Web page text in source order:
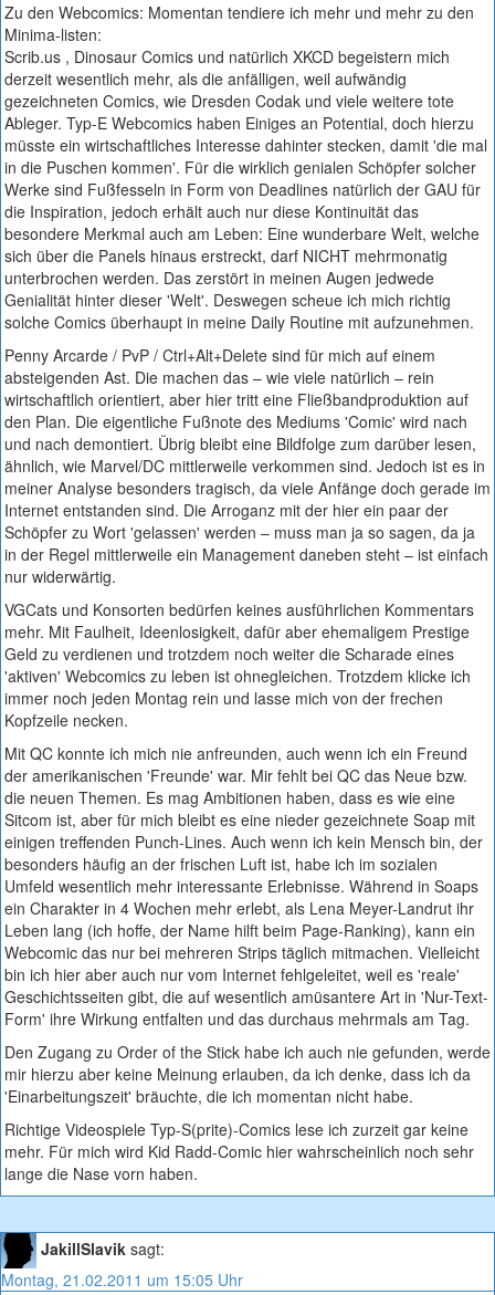
Zu den Webcomics: Momentan tendiere ich mehr und mehr zu den
Minima-listen:
Scrib.us , Dinosaur Comics und natürlich XKCD begeistern mich
derzeit wesentlich mehr, als die anfälligen, weil aufwändig
gezeichneten Comics, wie Dresden Codak und viele weitere tote
Ableger. Typ-E Webcomics haben Einiges an Potential, doch hierzu
müsste ein wirtschaftliches Interesse dahinter stecken, damit 'die mal
in die Puschen kommen'. Für die wirklich genialen Schöpfer solcher
Werke sind Fußfesseln in Form von Deadlines natürlich der GAU für
die Inspiration, jedoch erhält auch nur diese Kontinuität das
besondere Merkmal auch am Leben: Eine wunderbare Welt, welche
sich über die Panels hinaus erstreckt, darf NICHT mehrmonatig
unterbrochen werden. Das zerstört in meinen Augen jedwede
Genialität hinter dieser 'Welt'. Deswegen scheue ich mich richtig
solche Comics überhaupt in meine Daily Routine mit aufzunehmen.
Penny Arcarde / PvP / Ctrl+Alt+Delete sind für mich auf einem
absteigenden Ast. Die machen das – wie viele natürlich – rein
wirtschaftlich orientiert, aber hier tritt eine Fließbandproduktion auf
den Plan. Die eigentliche Fußnote des Mediums 'Comic' wird nach
und nach demontiert. Übrig bleibt eine Bildfolge zum darüber lesen,
ähnlich, wie Marvel/DC mittlerweile verkommen sind. Jedoch ist es in
meiner Analyse besonders tragisch, da viele Anfänge doch gerade im
Internet entstanden sind. Die Arroganz mit der hier ein paar der
Schöpfer zu Wort 'gelassen' werden – muss man ja so sagen, da ja
in der Regel mittlerweile ein Management daneben steht – ist einfach
nur widerwärtig.
VGCats und Konsorten bedürfen keines ausführlichen Kommentars
mehr. Mit Faulheit, Ideenlosigkeit, dafür aber ehemaligem Prestige
Geld zu verdienen und trotzdem noch weiter die Scharade eines
'aktiven' Webcomics zu leben ist ohnegleichen. Trotzdem klicke ich
immer noch jeden Montag rein und lasse mich von der frechen
Kopfzeile necken.
Mit QC konnte ich mich nie anfreunden, auch wenn ich ein Freund
der amerikanischen 'Freunde' war. Mir fehlt bei QC das Neue bzw.
die neuen Themen. Es mag Ambitionen haben, dass es wie eine
Sitcom ist, aber für mich bleibt es eine nieder gezeichnete Soap mit
einigen treffenden Punch-Lines. Auch wenn ich kein Mensch bin, der
besonders häufig an der frischen Luft ist, habe ich im sozialen
Umfeld wesentlich mehr interessante Erlebnisse. Während in Soaps
ein Charakter in 4 Wochen mehr erlebt, als Lena Meyer-Landrut ihr
Leben lang (ich hoffe, der Name hilft beim Page-Ranking), kann ein
Webcomic das nur bei mehreren Strips täglich mitmachen. Vielleicht
bin ich hier aber auch nur vom Internet fehlgeleitet, weil es 'reale'
Geschichtsseiten gibt, die auf wesentlich amüsantere Art in 'Nur-Text-
Form' ihre Wirkung entfalten und das durchaus mehrmals am Tag.
Den Zugang zu Order of the Stick habe ich auch nie gefunden, werde
mir hierzu aber keine Meinung erlauben, da ich denke, dass ich da
'Einarbeitungszeit' bräuchte, die ich momentan nicht habe.
Richtige Videospiele Typ-S(prite)-Comics lese ich zurzeit gar keine
mehr. Für mich wird Kid Radd-Comic hier wahrscheinlich noch sehr
lange die Nase vorn haben.
JakillSlavik sagt:
Montag, 21.02.2011 um 15:05 Uhr